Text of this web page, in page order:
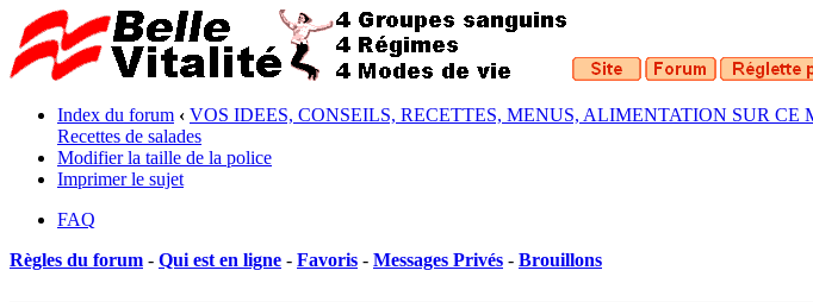
Index du forum ‹ VOS IDEES, CONSEILS, RECETTES, MENUS, ALIMENTATION SUR CE
Recettes de salades
Modifier la taille de la police
Imprimer le sujet
FAQ
Règles du forum - Qui est en ligne - Favoris - Messages Privés - Brouillons